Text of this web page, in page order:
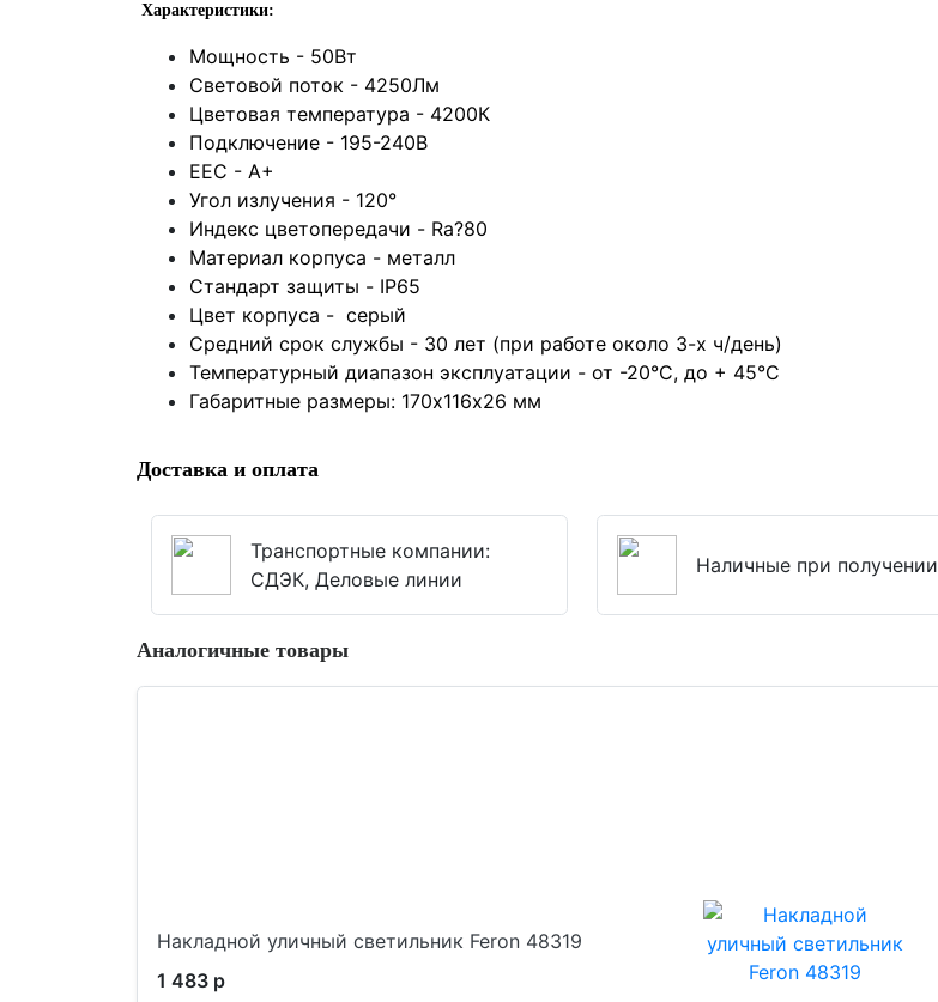
Характеристики:
Мощность - 50Вт
Световой поток - 4250Лм
Цветовая температура - 4200К
Подключение - 195-240В
EEC - A+
Угол излучения - 120°
Индекс цветопередачи - Ra?80
Материал корпуса - металл
Стандарт защиты - IP65
Цвет корпуса - серый
Средний срок службы - 30 лет (при работе около 3-х ч/день)
Температурный диапазон эксплуатации - от -20°С, до + 45°С
Габаритные размеры: 170х116х26 мм
Доставка и оплата
Транспортные компании:
СДЭК, Деловые линии
Наличные при получении
Аналогичные товары
Накладной уличный светильник Feron 48319
1 483 р